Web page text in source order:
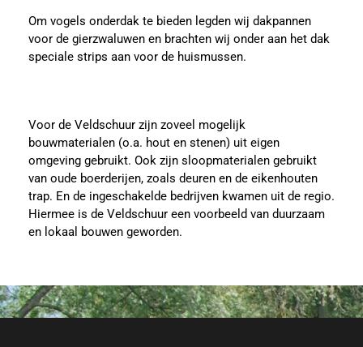
Om vogels onderdak te bieden legden wij dakpannen
voor de gierzwaluwen en brachten wij onder aan het dak
speciale strips aan voor de huismussen.
Voor de Veldschuur zijn zoveel mogelijk
bouwmaterialen (o.a. hout en stenen) uit eigen
omgeving gebruikt. Ook zijn sloopmaterialen gebruikt
van oude boerderijen, zoals deuren en de eikenhouten
trap. En de ingeschakelde bedrijven kwamen uit de regio.
Hiermee is de Veldschuur een voorbeeld van duurzaam
en lokaal bouwen geworden.